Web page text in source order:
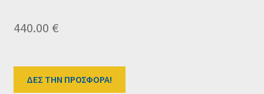
440.00 €
ΔΕΣ ΤΗΝ ΠΡΟΣΦΟΡΑ!